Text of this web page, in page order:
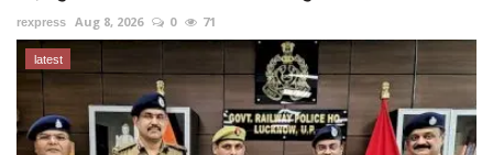
rexpress Aug 8, 2026 0 71
latest